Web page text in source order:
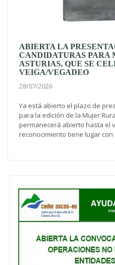
ABIERTA LA
CANDIDATURAS PARA
ASTURIAS, QUE SE
VEIGA/VEGADEO
28/07/2026
Ya está abierto el plazo de
para la edición de la Mujer
permanecerá abierto hasta el
reconocimiento tiene lugar